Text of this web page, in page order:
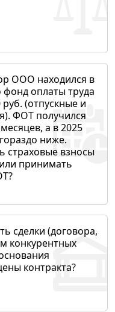
ООО находился в
оплаты труда
(отпускные и
ФОТ получился
а в 2025
ниже.
страховые взносы
принимать
сделки (договора,
конкурентных
контракта?